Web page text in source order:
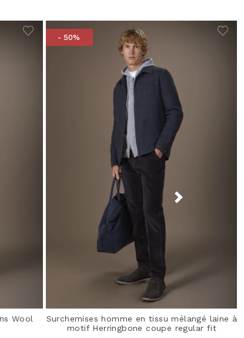
Wool
- 50%
Surchemises homme en tissu mélangé laine à
motif Herringbone coupe regular fit